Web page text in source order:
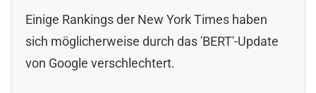
Einige Rankings der New York Times haben
sich möglicherweise durch das 'BERT'-Update
von Google verschlechtert.